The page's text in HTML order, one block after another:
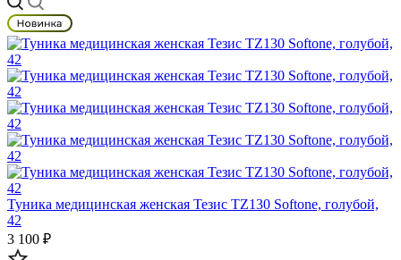
Туника медицинская женская Тезис TZ130 Softone, голубой,
42
3 100 ₽